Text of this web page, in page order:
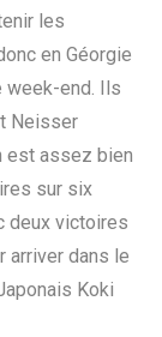
les
en Géorgie
week-end. Ils
Neisser
est assez bien
sur six
deux victoires
arriver dans le
Koki